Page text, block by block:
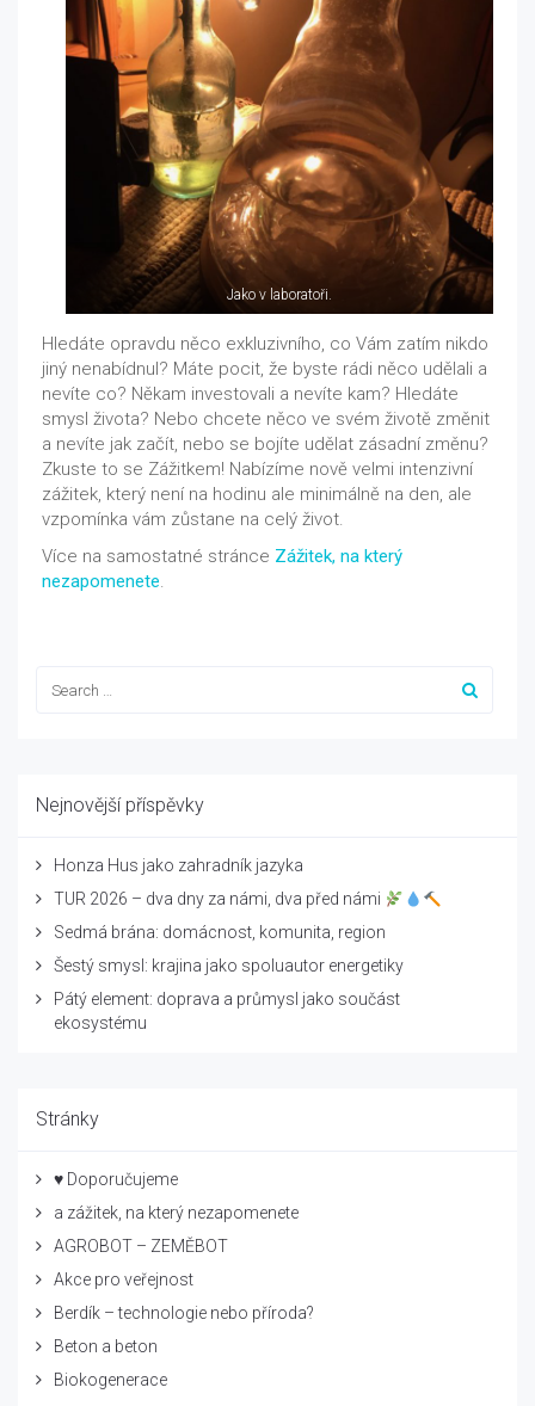
Jako v laboratoři.
Hledáte opravdu něco exkluzivního, co Vám zatím nikdo
jiný nenabídnul? Máte pocit, že byste rádi něco udělali a
nevíte co? Někam investovali a nevíte kam? Hledáte
smysl života? Nebo chcete něco ve svém životě změnit
a nevíte jak začít, nebo se bojíte udělat zásadní změnu?
Zkuste to se Zážitkem! Nabízíme nově velmi intenzivní
zážitek, který není na hodinu ale minimálně na den, ale
vzpomínka vám zůstane na celý život.
Více na samostatné stránce Zážitek, na který
nezapomenete.
Nejnovější příspěvky
Honza Hus jako zahradník jazyka
TUR 2026 – dva dny za námi, dva před námi
Sedmá brána: domácnost, komunita, region
Šestý smysl: krajina jako spoluautor energetiky
Pátý element: doprava a průmysl jako součást
ekosystému
Stránky
♥ Doporučujeme
a zážitek, na který nezapomenete
AGROBOT – ZEMĚBOT
Akce pro veřejnost
Berdík – technologie nebo příroda?
Beton a beton
Biokogenerace